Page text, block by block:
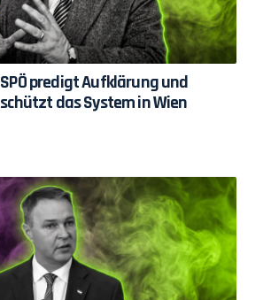
SPÖ predigt Aufklärung und
schützt das System in Wien